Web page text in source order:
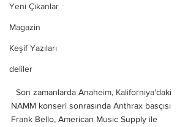
Yeni Çıkanlar
Magazin
Keşif Yazıları
deliler
NAMM konseri sonrasında Anthrax basçısı
Frank Bello, American Music Supply ile